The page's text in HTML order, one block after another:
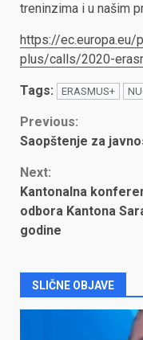
treninzima i u našim
https://ec.europa.eu/
plus/calls/2020-
Tags: ERASMUS+
Continue
Previous:
Saopštenje za
Next:
Kantonalna
odbora Kantona
godine
SLIČNE OBJAVE